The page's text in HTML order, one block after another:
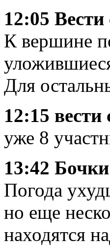
12:05
К вершине
Для
12:15 вести
уже 8
13:42 Бочки
Погода
но еще
находятся